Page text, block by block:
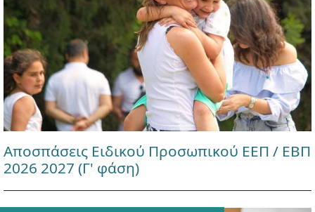
Αποσπάσεις Ειδικού Προσωπικού ΕΕΠ / ΕΒΠ
2026 2027 (Γ' φάση)